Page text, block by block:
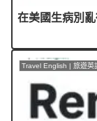
在美國生病別
Travel English | 旅遊英